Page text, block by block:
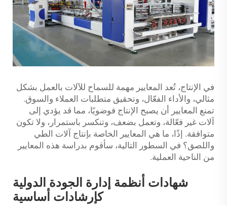
في الإنتاج، تُعد المعايير مهمة للسماح للآلات بالعمل بشكل
مثالي، والأداء الفعّال، وتحقيق متطلبات العملاء والسوق.
تمنع المعايير أن يصبح الإنتاج فوضويًا، مما قد يؤدي إلى
آلات غير فعّالة، وتعمل بضعف، وتنكسر باستمرار، ولا تكون
متوافقة. إذًا، ما هي المعايير الخاصة بإنتاج آلات الطي
واللصق؟ في السطور التالية، سأقوم بدراسة هذه المعايير
من الناحية العملية.
شهادات أنظمة إدارة الجودة الدولية
كإرشادات أساسية